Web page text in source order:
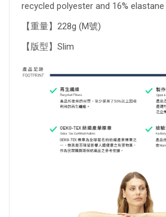
recycled polyester and 16% elastane
【重量】228g (M號)
【版型】Slim